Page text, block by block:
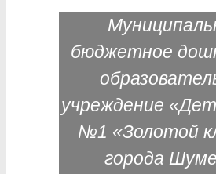
бюджетное
учреждение
№1 «Золотой
города